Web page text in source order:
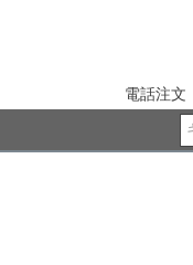
電話注文